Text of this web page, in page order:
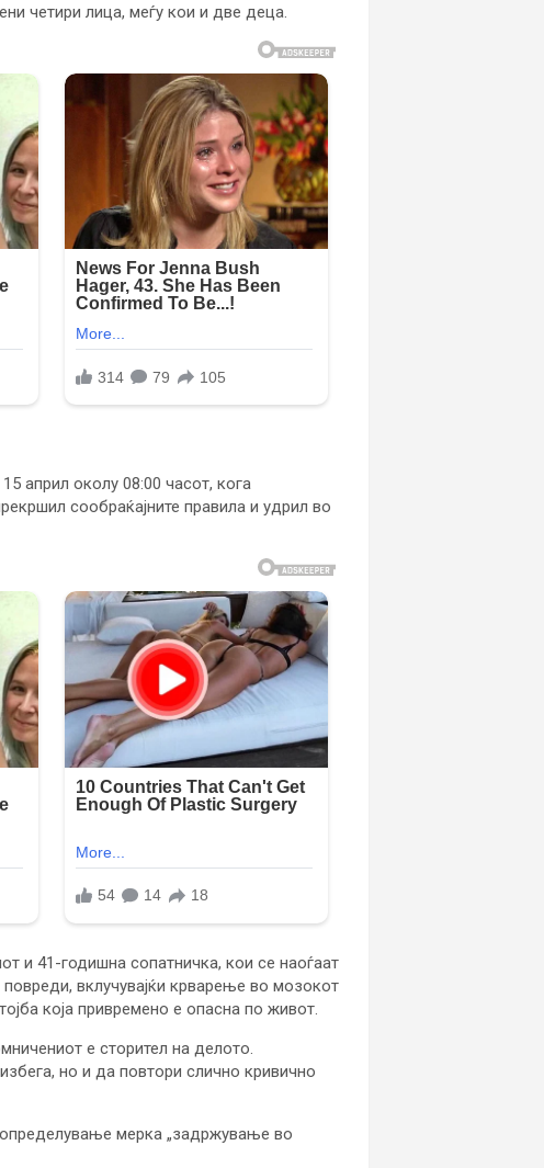
четири лица, меѓу кои и две деца.
април околу 08:00 часот, кога
сообраќајните правила и удрил во
и 41-годишна сопатничка, кои се наоѓаат
вклучувајќи крварење во мозокот
која привремено е опасна по живот.
е сторител на делото.
но и да повтори слично кривично
мерка „задржување во